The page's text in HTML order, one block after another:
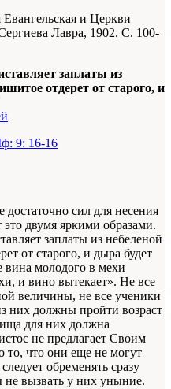
и Церкви
Лавра, 1902. С. 100-
заплаты из
отдерет от старого, и
9: 16-16
сил для несения
это двумя яркими образами.
заплаты из небеленой
от старого, и дыра будет
молодого в мехи
и вино вытекает». Не все
величины, не все ученики
них должны пройти возраст
для них должна
не предлагает Своим
то, что они еще не могут
обременять сразу
вызвать у них уныние.